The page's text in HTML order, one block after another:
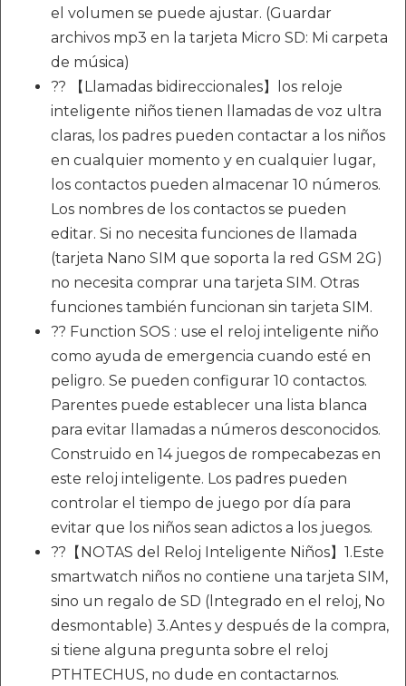
el volumen se puede ajustar. (Guardar
archivos mp3 en la tarjeta Micro SD: Mi carpeta
de música)
?? 【Llamadas bidireccionales】los reloje
inteligente niños tienen llamadas de voz ultra
claras, los padres pueden contactar a los niños
en cualquier momento y en cualquier lugar,
los contactos pueden almacenar 10 números.
Los nombres de los contactos se pueden
editar. Si no necesita funciones de llamada
(tarjeta Nano SIM que soporta la red GSM 2G)
no necesita comprar una tarjeta SIM. Otras
funciones también funcionan sin tarjeta SIM.
?? Function SOS : use el reloj inteligente niño
como ayuda de emergencia cuando esté en
peligro. Se pueden configurar 10 contactos.
Parentes puede establecer una lista blanca
para evitar llamadas a números desconocidos.
Construido en 14 juegos de rompecabezas en
este reloj inteligente. Los padres pueden
controlar el tiempo de juego por día para
evitar que los niños sean adictos a los juegos.
??【NOTAS del Reloj Inteligente Niños】1.Este
smartwatch niños no contiene una tarjeta SIM,
sino un regalo de SD (lntegrado en el reloj, No
desmontable) 3.Antes y después de la compra,
si tiene alguna pregunta sobre el reloj
PTHTECHUS, no dude en contactarnos.